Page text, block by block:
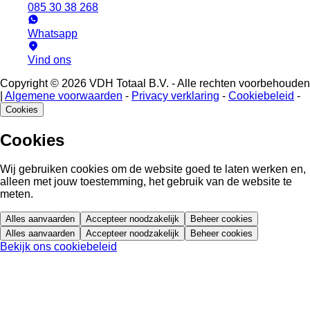
085 30 38 268
Whatsapp
Vind ons
Copyright © 2026 VDH Totaal B.V. - Alle rechten voorbehouden
Algemene voorwaarden - Privacy verklaring - Cookiebeleid -
Cookies
Cookies
Wij gebruiken cookies om de website goed te laten werken en,
alleen met jouw toestemming, het gebruik van de website te
meten.
Alles aanvaarden Accepteer noodzakelijk
Beheer cookies
Alles aanvaarden
Accepteer noodzakelijk Beheer cookies
Bekijk ons cookiebeleid